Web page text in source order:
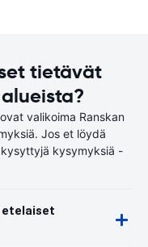
tietävät
valikoima Ranskan
Jos et löydä
kysymyksiä -
etelaiset